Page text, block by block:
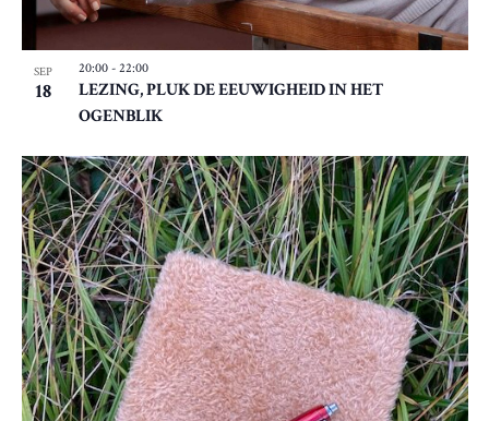
SEP
18
LEZING, PLUK DE EEUWIGHEID IN HET
OGENBLIK
20:00 - 22:00